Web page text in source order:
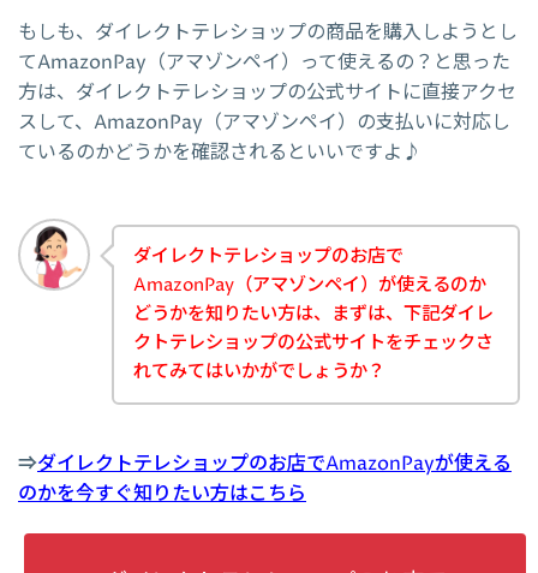
もしも、ダイレクトテレショップの商品を購入しようとし
てAmazonPay（アマゾンペイ）って使えるの？と思った
方は、ダイレクトテレショップの公式サイトに直接アクセ
スして、AmazonPay（アマゾンペイ）の支払いに対応し
ているのかどうかを確認されるといいですよ♪
ダイレクトテレショップのお店で
AmazonPay（アマゾンペイ）が使えるのか
どうかを知りたい方は、まずは、下記ダイレ
クトテレショップの公式サイトをチェックさ
れてみてはいかがでしょうか？
⇒ダイレクトテレショップのお店でAmazonPayが使える
のかを今すぐ知りたい方はこちら